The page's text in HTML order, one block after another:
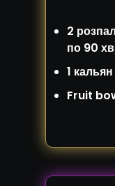
2
по 90
1 кальян
Fruit